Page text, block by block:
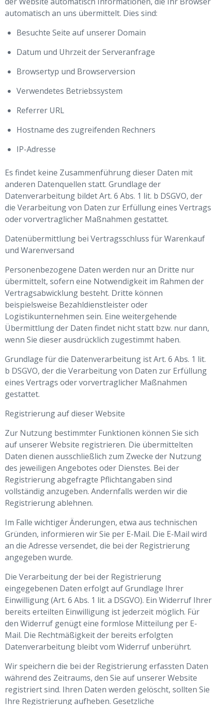
automatisch an uns übermittelt. Dies sind:
Besuchte Seite auf unserer Domain
Datum und Uhrzeit der Serveranfrage
Browsertyp und Browserversion
Verwendetes Betriebssystem
Referrer URL
Hostname des zugreifenden Rechners
IP-Adresse
Es findet keine Zusammenführung dieser Daten mit
anderen Datenquellen statt. Grundlage der
Datenverarbeitung bildet Art. 6 Abs. 1 lit. b DSGVO, der
die Verarbeitung von Daten zur Erfüllung eines Vertrags
oder vorvertraglicher Maßnahmen gestattet.
Datenübermittlung bei Vertragsschluss für Warenkauf
und Warenversand
Personenbezogene Daten werden nur an Dritte nur
übermittelt, sofern eine Notwendigkeit im Rahmen der
Vertragsabwicklung besteht. Dritte können
beispielsweise Bezahldienstleister oder
Logistikunternehmen sein. Eine weitergehende
Übermittlung der Daten findet nicht statt bzw. nur dann,
wenn Sie dieser ausdrücklich zugestimmt haben.
Grundlage für die Datenverarbeitung ist Art. 6 Abs. 1 lit.
b DSGVO, der die Verarbeitung von Daten zur Erfüllung
eines Vertrags oder vorvertraglicher Maßnahmen
gestattet.
Registrierung auf dieser Website
Zur Nutzung bestimmter Funktionen können Sie sich
auf unserer Website registrieren. Die übermittelten
Daten dienen ausschließlich zum Zwecke der Nutzung
des jeweiligen Angebotes oder Dienstes. Bei der
Registrierung abgefragte Pflichtangaben sind
vollständig anzugeben. Andernfalls werden wir die
Registrierung ablehnen.
Im Falle wichtiger Änderungen, etwa aus technischen
Gründen, informieren wir Sie per E-Mail. Die E-Mail wird
an die Adresse versendet, die bei der Registrierung
angegeben wurde.
Die Verarbeitung der bei der Registrierung
eingegebenen Daten erfolgt auf Grundlage Ihrer
Einwilligung (Art. 6 Abs. 1 lit. a DSGVO). Ein Widerruf Ihrer
bereits erteilten Einwilligung ist jederzeit möglich. Für
den Widerruf genügt eine formlose Mitteilung per E-
Mail. Die Rechtmäßigkeit der bereits erfolgten
Datenverarbeitung bleibt vom Widerruf unberührt.
Wir speichern die bei der Registrierung erfassten Daten
während des Zeitraums, den Sie auf unserer Website
registriert sind. Ihren Daten werden gelöscht, sollten Sie
Ihre Registrierung aufheben. Gesetzliche